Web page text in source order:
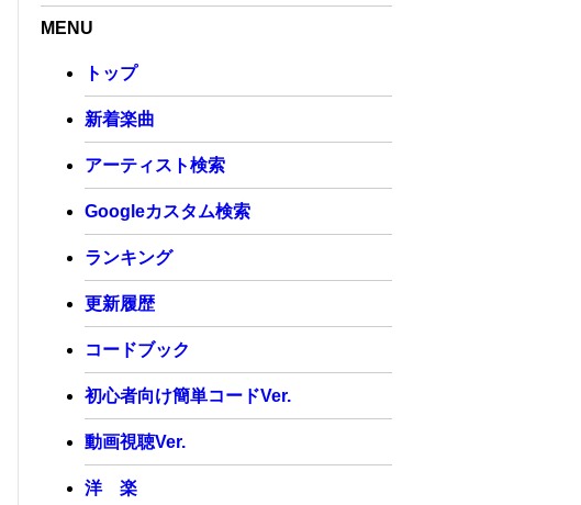
MENU
トップ
新着楽曲
アーティスト検索
Googleカスタム検索
ランキング
更新履歴
コードブック
初心者向け簡単コードVer.
動画視聴Ver.
洋 楽